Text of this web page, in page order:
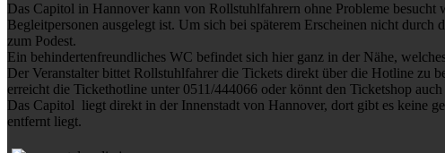
Das Capitol in Hannover kann von Rollstuhlfahrern ohne Probleme
Begleitpersonen ausgelegt ist. Um sich bei späterem Erscheinen nicht
zum Podest.
Ein behindertenfreundliches WC befindet sich hier ganz in der Nähe,
Der Veranstalter bittet Rollstuhlfahrer die Tickets direkt über die Hotline zu
erreicht die Tickethotline unter 0511/444066 oder könnt den Ticketshop
Das Capitol liegt direkt in der Innenstadt von Hannover, dort gibt es keine
entfernt liegt.